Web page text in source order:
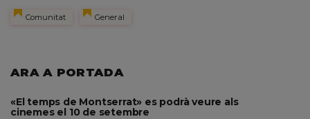
Comunitat General
ARA A PORTADA
«El temps de Montserrat» es podrà veure als
cinemes el 10 de setembre